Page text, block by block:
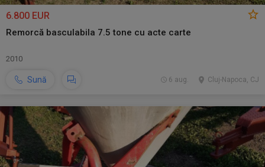
6.800 EUR
Remorcă basculabila 7.5 tone cu acte carte
2010
Sună Cluj-Napoca, CJ
6 aug.